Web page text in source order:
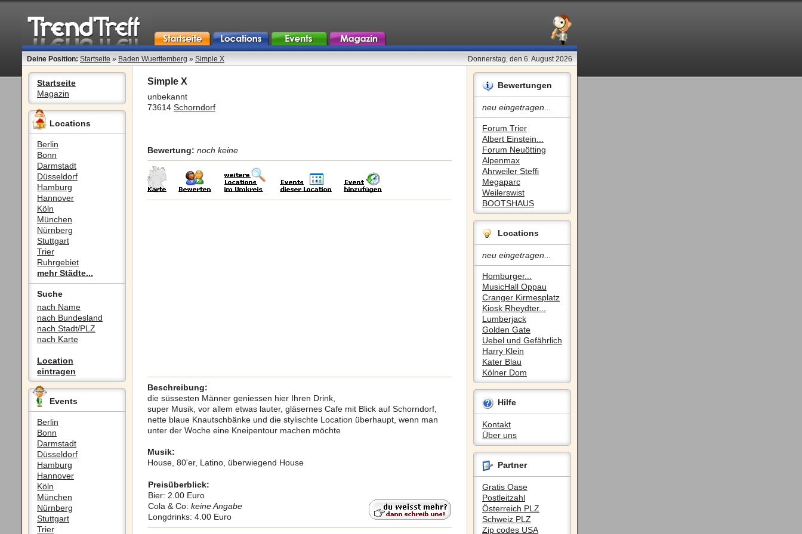
Deine Position: Startseite » Baden Wuerttemberg » Simple X Donnerstag, den 6. August 2026
Startseite
Magazin
Locations
Berlin
Bonn
Darmstadt
Düsseldorf
Hamburg
Hannover
Köln
München
Nürnberg
Stuttgart
Trier
Ruhrgebiet
mehr Städte...
Suche
nach Name
nach Bundesland
nach Stadt/PLZ
nach Karte
Location
eintragen
Events
Berlin
Bonn
Darmstadt
Düsseldorf
Hamburg
Hannover
Köln
München
Nürnberg
Stuttgart
Trier
Bewertungen
neu eingetragen...
Forum Trier
Albert Einstein...
Forum Neuötting
Alpenmax
Ahrweiler Steffi
Megaparc
Weilerswist
BOOTSHAUS
Locations
neu eingetragen...
Homburger...
MusicHall Oppau
Cranger Kirmesplatz
Kiosk Rheydter...
Lumberjack
Golden Gate
Uebel und Gefährlich
Harry Klein
Kater Blau
Kölner Dom
Hilfe
Kontakt
Über uns
Partner
Gratis Oase
Postleitzahl
Österreich PLZ
Schweiz PLZ
Zip codes USA
Simple X
unbekannt
73614 Schorndorf
Bewertung: noch keine
Beschreibung:
die süssesten Männer geniessen hier Ihren Drink,
super Musik, vor allem etwas lauter, gläsernes Cafe mit Blick auf Schorndorf,
nette blaue Knautschbänke und die stylischte Location überhaupt, wenn man
unter der Woche eine Kneipentour machen möchte
Musik:
House, 80'er, Latino, überwiegend House
Preisüberblick:
Bier: 2.00 Euro
Cola & Co: keine Angabe
Longdrinks: 4.00 Euro